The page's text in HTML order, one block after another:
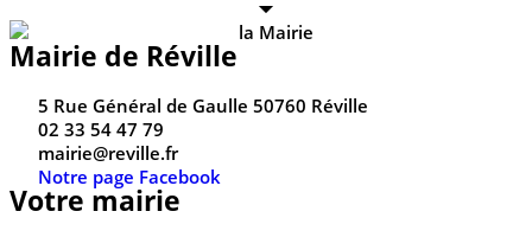
Mairie de Réville
5 Rue Général de Gaulle 50760 Réville
02 33 54 47 79
mairie@reville.fr
Notre page Facebook
Votre mairie